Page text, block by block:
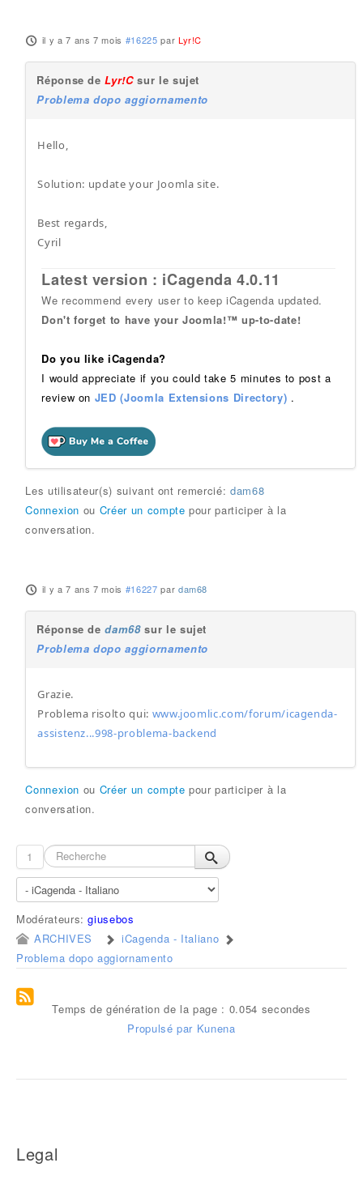
il y a 7 ans 7 mois #16225 par Lyr!C
Réponse deLyr!Csur le sujet
Problema dopo aggiornamento
Hello,
Solution: update your Joomla site.
Best regards,
Cyril
Latest version : iCagenda 4.0.11
We recommend every user to keep iCagenda updated.
Don't forget to have your Joomla!™ up-to-date!
Do you like iCagenda?
I would appreciate if you could take 5 minutes to post a
review on JED (Joomla Extensions Directory) .
Les utilisateur(s) suivant ont remercié: dam68
Connexion ou Créer un compte pour participer à la
conversation.
il y a 7 ans 7 mois #16227 par dam68
Réponse dedam68sur le sujet
Problema dopo aggiornamento
Grazie.
Problema risolto qui: www.joomlic.com/forum/icagenda-
assistenz...998-problema-backend
Connexion ou Créer un compte pour participer à la
conversation.
1
Modérateurs:giusebos
ARCHIVES
iCagenda - Italiano
Problema dopo aggiornamento
Temps de génération de la page : 0.054 secondes
Propulsé par Kunena
Legal